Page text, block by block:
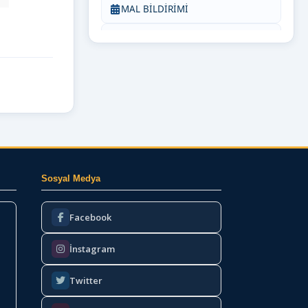
MAL BİLDİRİMİ
Sosyal Medya
Facebook
İnstagram
Twitter